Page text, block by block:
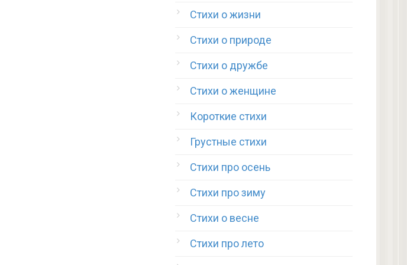
Стихи о жизни
Стихи о природе
Стихи о дружбе
Стихи о женщине
Короткие стихи
Грустные стихи
Стихи про осень
Стихи про зиму
Стихи о весне
Стихи про лето